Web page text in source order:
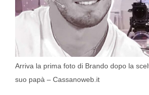
Arriva la prima foto di Brando dopo la
suo papà – Cassanoweb.it